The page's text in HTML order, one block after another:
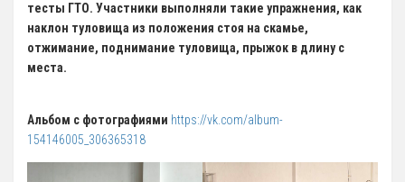
тесты ГТО. Участники выполняли такие упражнения, как
наклон туловища из положения стоя на скамье,
отжимание, поднимание туловища, прыжок в длину с
места.
Альбом с фотографиями https://vk.com/album-
154146005_306365318